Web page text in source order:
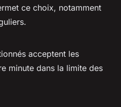
ce choix, notamment
acceptent les
minute dans la limite des